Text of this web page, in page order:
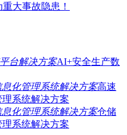
大事故隐患！
AI+安全生产数
高速
系统解决方案
仓储
系统解决方案